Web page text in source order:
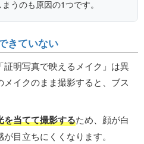
うのも原因の1つです。
きていない
証明写真で映えるメイク」は異
イクのまま撮影すると、ブス
を当てて撮影するため、顔が白
目立ちにくくなります。